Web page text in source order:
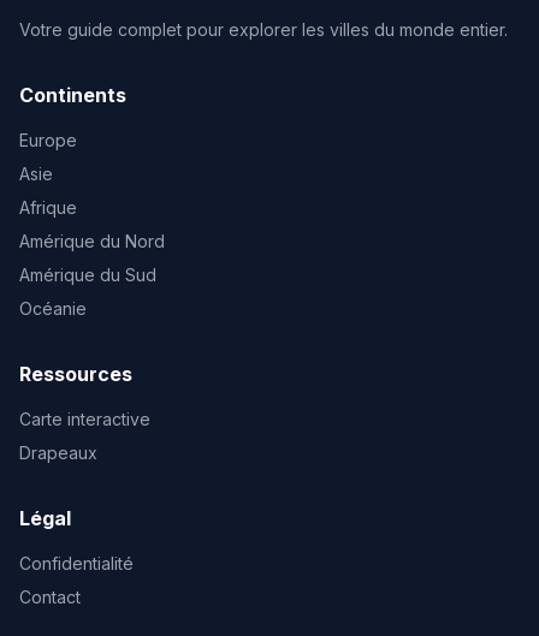
Votre guide complet pour explorer les villes du monde entier.
Continents
Europe
Asie
Afrique
Amérique du Nord
Amérique du Sud
Océanie
Ressources
Carte interactive
Drapeaux
Légal
Confidentialité
Contact